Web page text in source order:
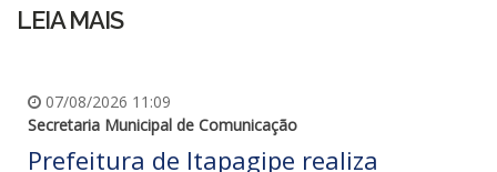
LEIA MAIS
07/08/2026 11:09
Secretaria Municipal de Comunicação
Prefeitura de Itapagipe realiza